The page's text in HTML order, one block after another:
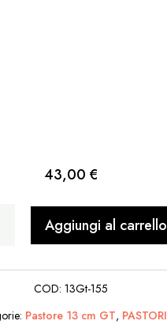
43,00 €
Aggiungi al carrello
COD: 13Gt-155
Pastore 13 cm GT, PASTORI